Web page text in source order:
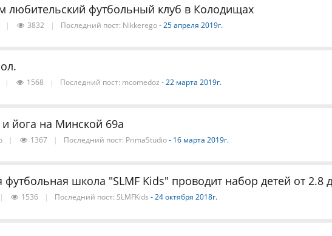
любительский футбольный клуб в Колодищах
| 3832 | Последний пост: Nikkerego - 25 апреля 2019г.
| 1568 | Последний пост: mcomedoz - 22 марта 2019г.
йога на Минской 69а
| 1367 | Последний пост: PrimaStudio - 16 марта 2019г.
футбольная школа "SLMF Kids" проводит набор детей от 2.8
| 1536 | Последний пост: SLMFKids - 24 октября 2018г.